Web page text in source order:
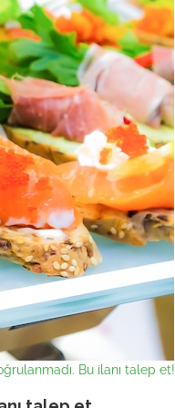
Bu ilanı talep et!